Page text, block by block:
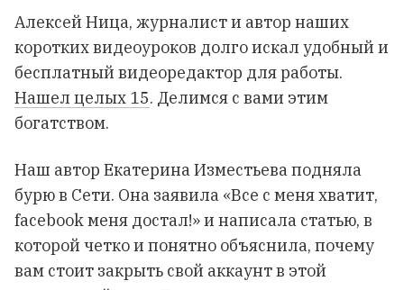
Алексей Ница, журналист и автор наших
коротких видеоуроков долго искал удобный и
бесплатный видеоредактор для работы.
Нашел целых 15. Делимся с вами этим
богатством.
Наш автор Екатерина Изместьева подняла
бурю в Сети. Она заявила «Все с меня хватит,
facebook меня достал!» и написала статью, в
которой четко и понятно объяснила, почему
вам стоит закрыть свой аккаунт в этой